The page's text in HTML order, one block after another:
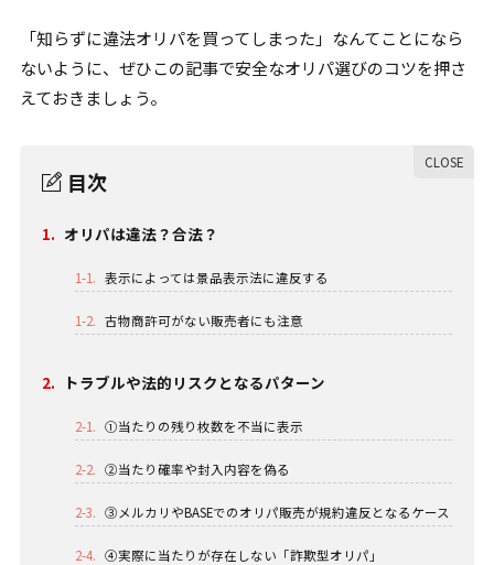
「知らずに違法オリパを買ってしまった」なんてことになら
ないように、ぜひこの記事で安全なオリパ選びのコツを押さ
えておきましょう。
目次
1. オリパは違法？合法？
1-1. 表示によっては景品表示法に違反する
1-2. 古物商許可がない販売者にも注意
2. トラブルや法的リスクとなるパターン
2-1. ①当たりの残り枚数を不当に表示
2-2. ②当たり確率や封入内容を偽る
2-3. ③メルカリやBASEでのオリパ販売が規約違反となるケース
2-4. ④実際に当たりが存在しない「詐欺型オリパ」